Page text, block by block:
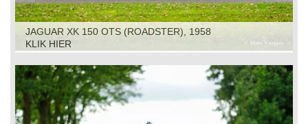
JAGUAR XK 150 OTS (ROADSTER), 1958
KLIK HIER